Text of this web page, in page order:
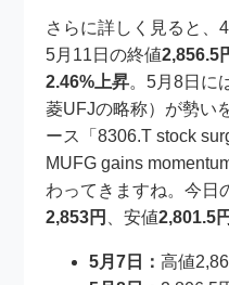
さらに詳しく見ると、
5月11日の終値2,856.5
2.46%上昇。5月8日に
菱UFJの略称）が勢い
ース「8306.T stock
MUFG gains
わってきますね。今日
2,853円 、安値2,801.5円
5月7日：高値